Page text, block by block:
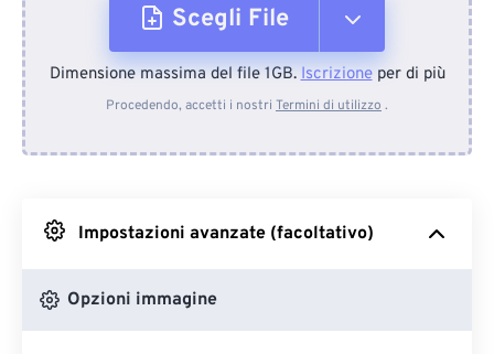
Scegli File
Dal dispositivo
Da Google Drive
Dimensione massima del file 1GB.Iscrizioneper di più
Procedendo, accetti i nostri Termini di utilizzo .
Impostazioni avanzate (facoltativo)
Opzioni immagine